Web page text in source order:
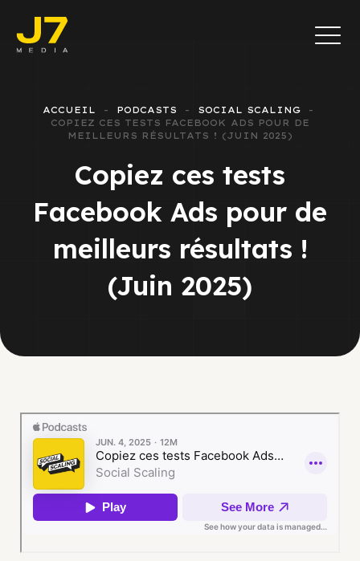
ACCUEIL PODCASTS
SOCIAL SCALING
COPIEZ CES TESTS FACEBOOK ADS POUR DE
MEILLEURS RÉSULTATS ! (JUIN 2025)
Copiez ces tests
Facebook Ads pour de
meilleurs résultats !
(Juin 2025)